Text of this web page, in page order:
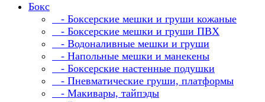
Бокс
- Боксерские мешки и груши кожаные
- Боксерские мешки и груши ПВХ
- Водоналивные мешки и груши
- Напольные мешки и манекены
- Боксерские настенные подушки
- Пневматические груши, платформы
- Макивары, тайпэды